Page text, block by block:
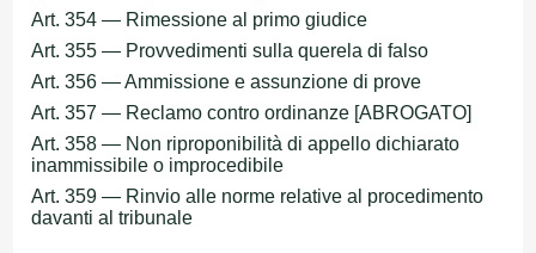
Art. 354 — Rimessione al primo giudice
Art. 355 — Provvedimenti sulla querela di falso
Art. 356 — Ammissione e assunzione di prove
Art. 357 — Reclamo contro ordinanze [ABROGATO]
Art. 358 — Non riproponibilità di appello dichiarato
inammissibile o improcedibile
Art. 359 — Rinvio alle norme relative al procedimento
davanti al tribunale